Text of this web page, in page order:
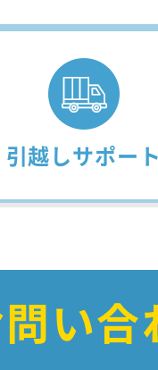
引越しサポート
い合